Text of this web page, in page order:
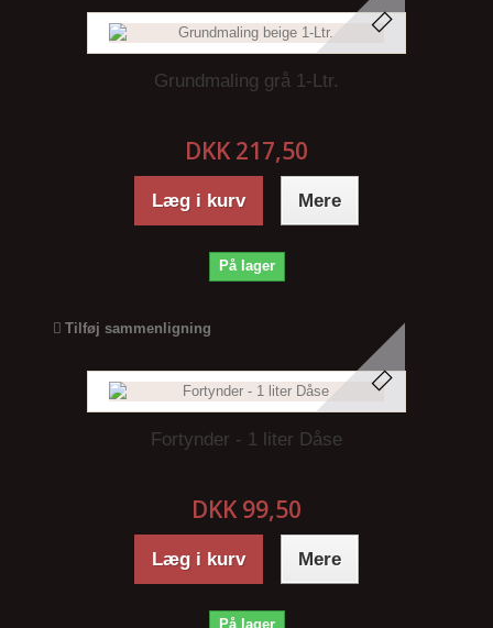
Grundmaling grå 1-Ltr.
DKK 217,50
Læg i kurv Mere
På lager
Tilføj sammenligning
Fortynder - 1 liter Dåse
DKK 99,50
Læg i kurv Mere
På lager